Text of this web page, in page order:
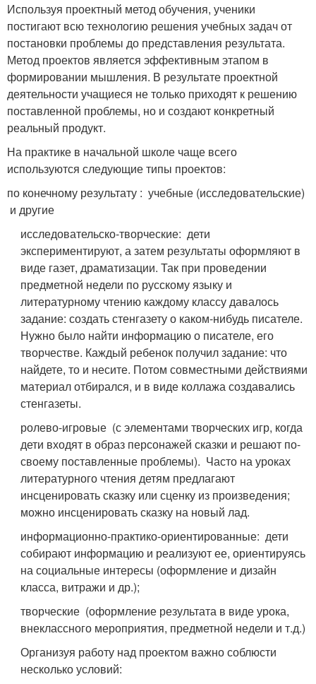
Используя проектный метод обучения, ученики
постигают всю технологию решения учебных задач от
постановки проблемы до представления результата.
Метод проектов является эффективным этапом в
формировании мышления. В результате проектной
деятельности учащиеся не только приходят к решению
поставленной проблемы, но и создают конкретный
реальный продукт.
На практике в начальной школе чаще всего
используются следующие типы проектов:
по конечному результату : учебные (исследовательские)
и другие
исследовательско-творческие: дети
экспериментируют, а затем результаты оформляют в
виде газет, драматизации. Так при проведении
предметной недели по русскому языку и
литературному чтению каждому классу давалось
задание: создать стенгазету о каком-нибудь писателе.
Нужно было найти информацию о писателе, его
творчестве. Каждый ребенок получил задание: что
найдете, то и несите. Потом совместными действиями
материал отбирался, и в виде коллажа создавались
стенгазеты.
ролево-игровые (с элементами творческих игр, когда
дети входят в образ персонажей сказки и решают по-
своему поставленные проблемы). Часто на уроках
литературного чтения детям предлагают
инсценировать сказку или сценку из произведения;
можно инсценировать сказку на новый лад.
информационно-практико-ориентированные: дети
собирают информацию и реализуют ее, ориентируясь
на социальные интересы (оформление и дизайн
класса, витражи и др.);
творческие (оформление результата в виде урока,
внеклассного мероприятия, предметной недели и т.д.)
Организуя работу над проектом важно соблюсти
несколько условий: